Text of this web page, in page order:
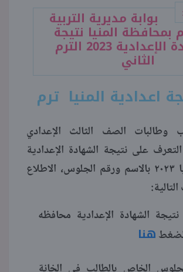
بوابة مديرية التربية
بمحافظة المنيا نتيجة
الشهادة الإعدادية 2023 الترم
الثاني
اعدادية المنيا ترم
وطالبات الصف الثالث الإعدادي
على نتيجة الشهادة الإعدادية
محافظه المنيا ٢٠٢٣ بالاسم ورقم الجلوس، الاطلاع
الشهادة الإعدادية محافظه
هنا